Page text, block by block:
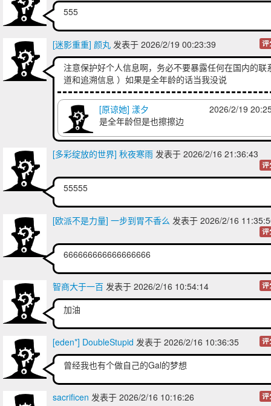
555
[迷影重重] 颜丸 发表于 2026/2/19 00:23:39 评
注意保护好个人信息啊，务必不要暴露任何在国内的联
道和追溯信息 ）如果是全年龄的话当我没说
2026/2/19
[原谅她] 漾夕
是全年龄但是也擦擦边
[多彩绽放的世界] 秋夜寒雨 发表于 2026/2/16 21:36:43
评
55555
[欧派不是力量] 一步到胃不香么 发表于 2026/2/16
评
666666666666666666
智商大于一百 发表于 2026/2/16 10:54:14 评
加油
[eden*] DoubleStupid 发表于 2026/2/16 10:36:35 评
曾经我也有个做自己的Gal的梦想
sacrificen 发表于 2026/2/16 10:16:26 评